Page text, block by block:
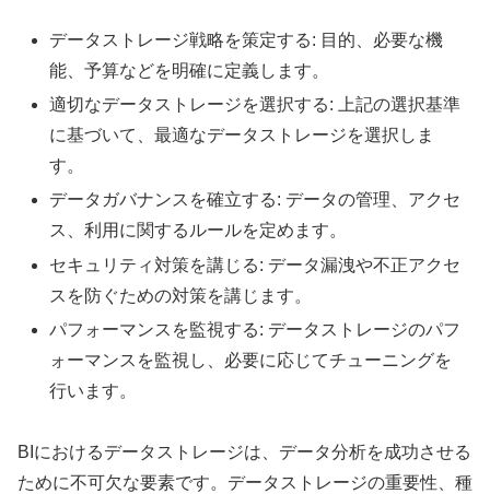
データストレージ戦略を策定する: 目的、必要な機
能、予算などを明確に定義します。
適切なデータストレージを選択する: 上記の選択基準
に基づいて、最適なデータストレージを選択しま
す。
データガバナンスを確立する: データの管理、アクセ
ス、利用に関するルールを定めます。
セキュリティ対策を講じる: データ漏洩や不正アクセ
スを防ぐための対策を講じます。
パフォーマンスを監視する: データストレージのパフ
ォーマンスを監視し、必要に応じてチューニングを
行います。
BIにおけるデータストレージは、データ分析を成功させる
ために不可欠な要素です。データストレージの重要性、種